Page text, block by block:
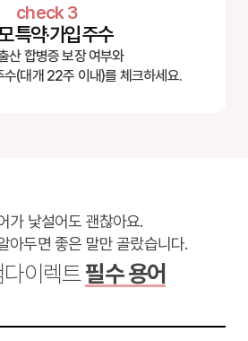
check 3
특약·가입 주수
산 합병증 보장 여부와
수(대개 22주 이내)를 체크하세요.
가 낯설어도 괜찮아요.
아두면 좋은 말만 골랐습니다.
이렉트필수 용어